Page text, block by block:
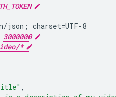
json; charset=UTF-8
3000000
*
,